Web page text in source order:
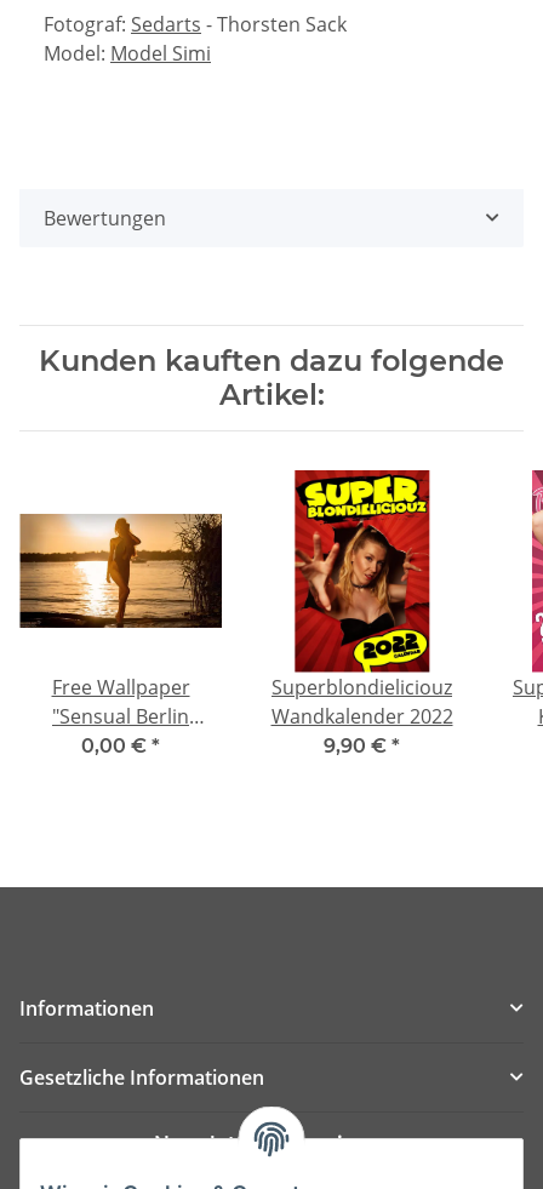
Fotograf: Sedarts - Thorsten Sack
Model: Model Simi
Bewertungen
Kunden kauften dazu folgende
Artikel:
Free Wallpaper
"Sensual Berlin
Sommer" Model Simi
0,00 € *
Superblondieliciouz
Wandkalender 2022
9,90 € *
Informationen
Gesetzliche Informationen
Newsletter Abonnieren